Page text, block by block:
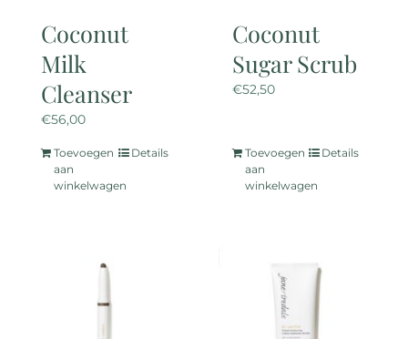
Coconut
Milk
Cleanser
€56,00
Toevoegen
aan
winkelwagen
Details
Coconut
Sugar Scrub
€52,50
Toevoegen
aan
winkelwagen
Details